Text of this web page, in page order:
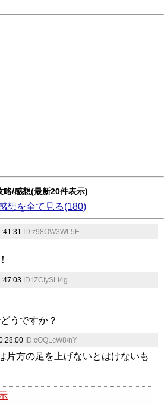
略/感想(最新20件表示)
想を全て見る(180)
ID:z98OW3WL5E
ID:iZCIySLt4g
うですか？
ID:cOQLcW8/nY
片方の足を上げないとはけないも